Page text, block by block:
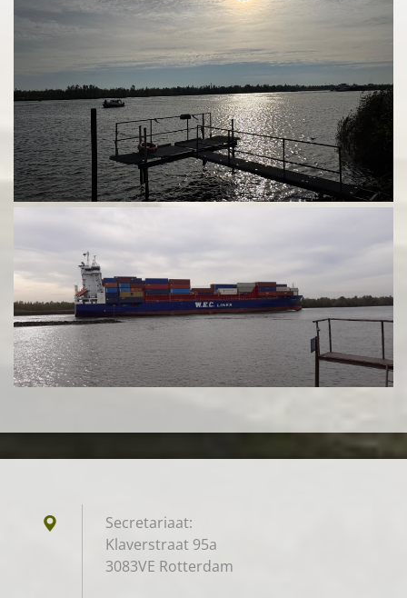
Secretariaat:
Klaverstraat 95a
3083VE Rotterdam